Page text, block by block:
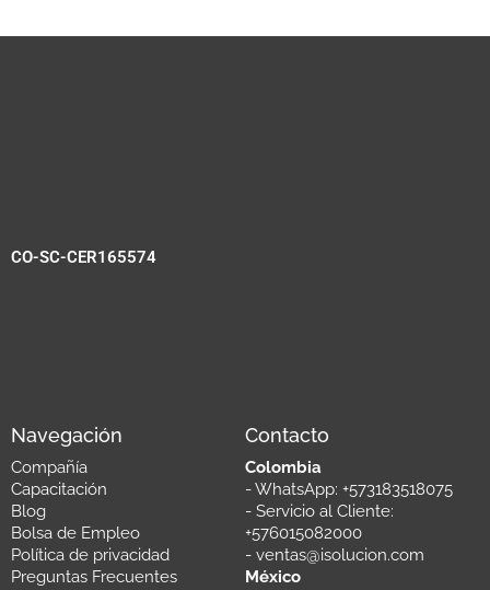
CO-SC-CER165574
Navegación
Compañía
Capacitación
Blog
Bolsa de Empleo
Política de privacidad
Preguntas Frecuentes
Contacto
Colombia
- WhatsApp: +573183518075
- Servicio al Cliente:
+576015082000
- ventas@isolucion.com
México